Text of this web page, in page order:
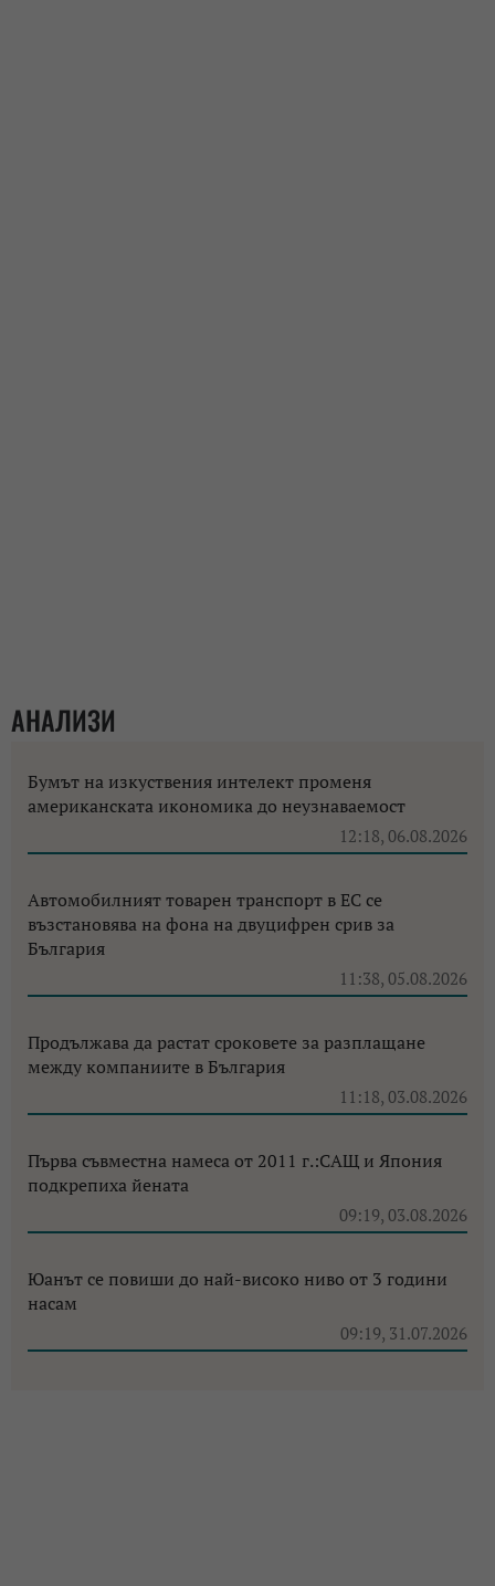
АНАЛИЗИ
Бумът на изкуствения интелект променя
американската икономика до неузнаваемост
12:18, 06.08.2026
Автомобилният товарен транспорт в ЕС се
възстановява на фона на двуцифрен срив за
България
11:38, 05.08.2026
Продължава да растат сроковете за разплащане
между компаниите в България
11:18, 03.08.2026
Първа съвместна намеса от 2011 г.:САЩ и Япония
подкрепиха йената
09:19, 03.08.2026
Юанът се повиши до най-високо ниво от 3 години
насам
09:19, 31.07.2026